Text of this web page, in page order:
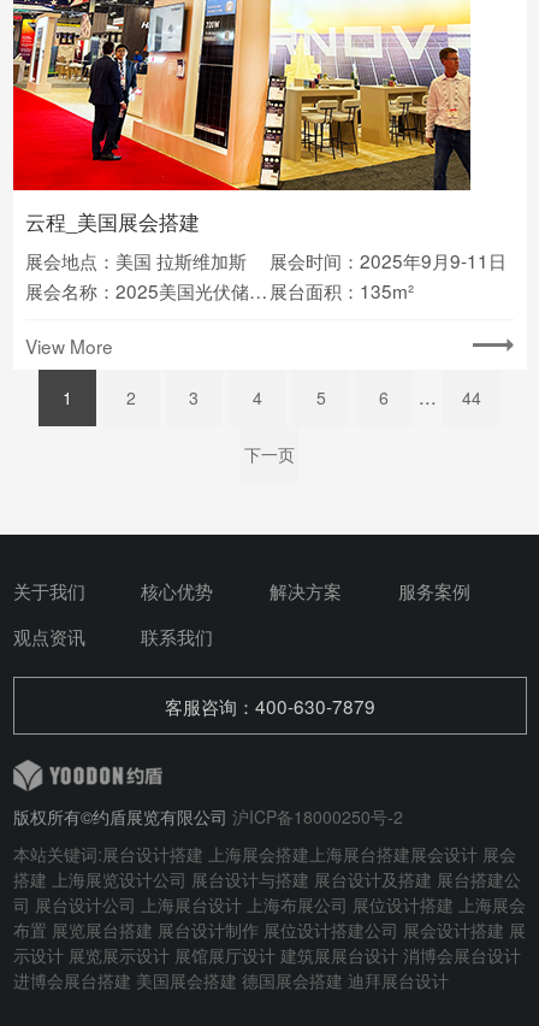
云程_美国展会搭建
展会地点：美国 拉斯维加斯
展会时间：2025年9月9-11日
展会名称：2025美国光伏储能展览会RE+ 展台面积：135m²
View More
1 2 3 4 5 6 ... 44
下一页
关于我们 核心优势 解决方案
服务案例
观点资讯
联系我们
客服咨询：400-630-7879
版权所有©约盾展览有限公司 沪ICP备18000250号-2
本站关键词:展台设计搭建 上海展会搭建 上海展台搭建展会设计 展会
搭建 上海展览设计公司 展台设计与搭建 展台设计及搭建 展台搭建公
司 展台设计公司 上海展台设计 上海布展公司 展位设计搭建 上海展会
布置 展览展台搭建 展台设计制作 展位设计搭建公司 展会设计搭建 展
示设计 展览展示设计 展馆展厅设计 建筑展展台设计 消博会展台设计
进博会展台搭建 美国展会搭建 德国展会搭建 迪拜展台设计